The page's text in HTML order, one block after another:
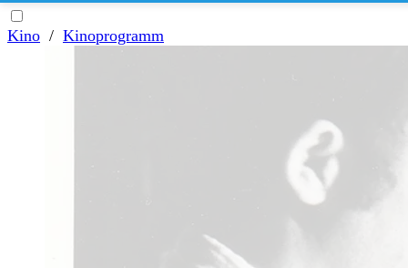
Kino / Kinoprogramm